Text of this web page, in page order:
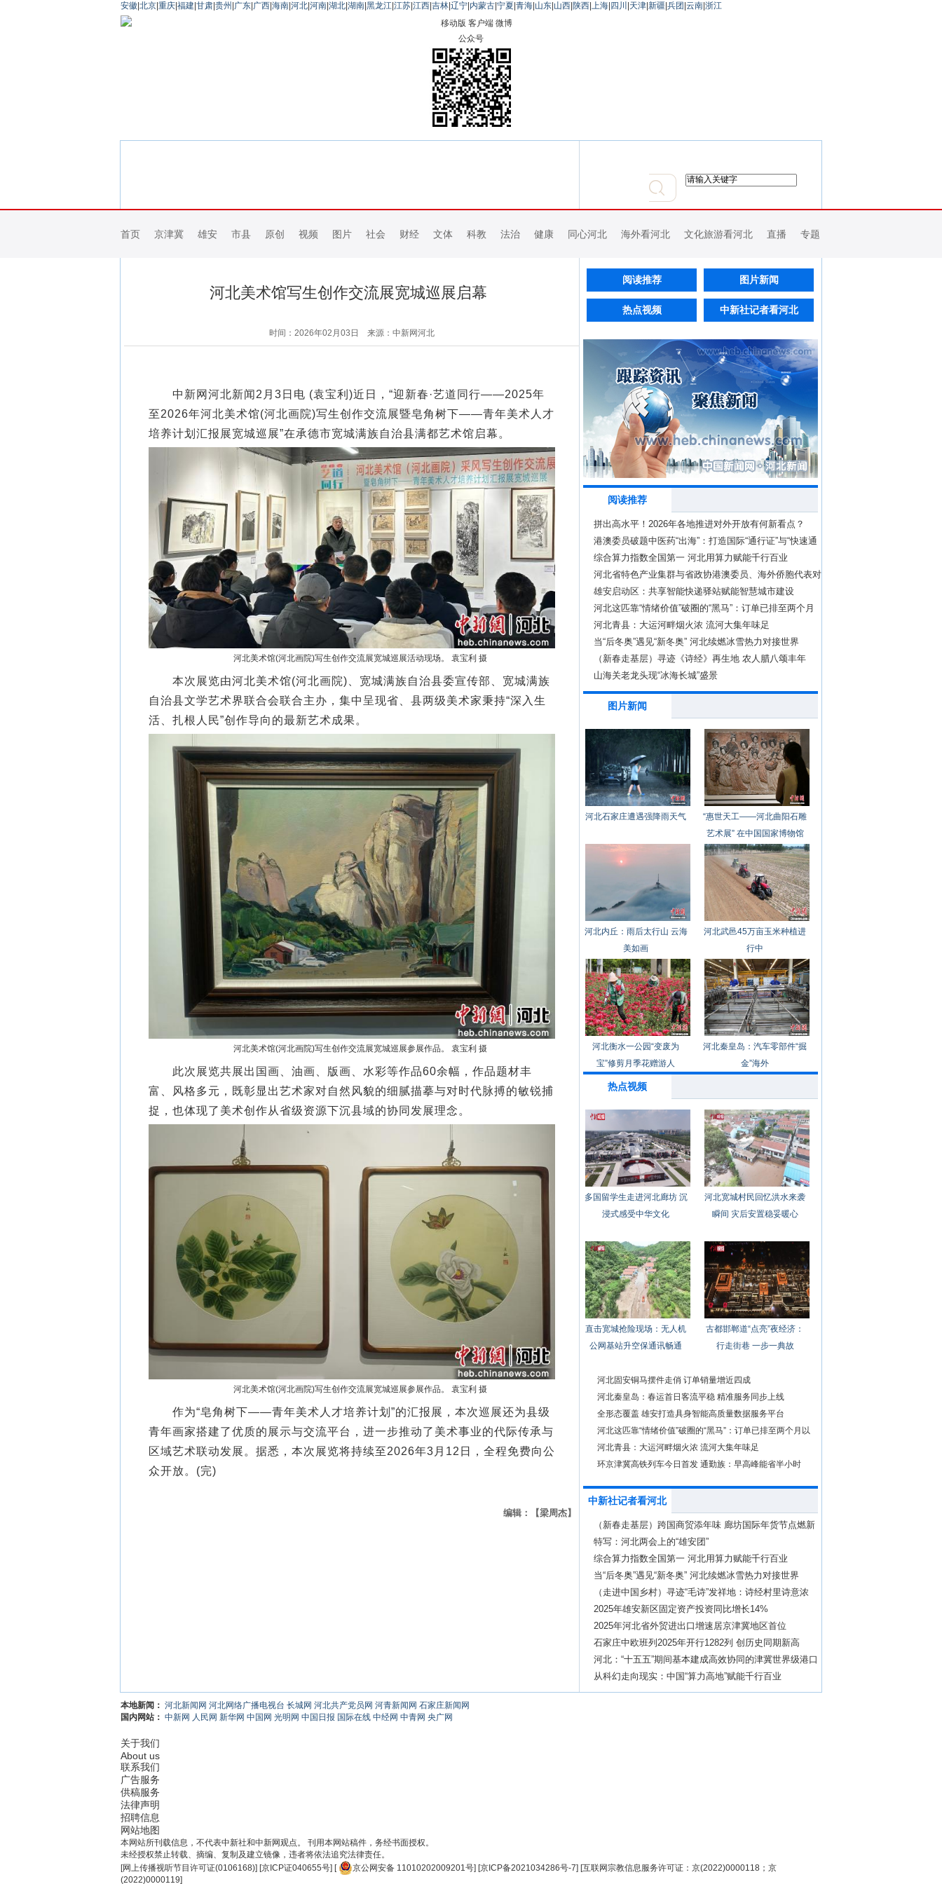
安徽 北京 重庆 福建 甘肃 贵州 广东 广西 海南 河北 河南 湖北 湖南 黑龙江 江苏 江西 吉林 辽宁 内蒙古 宁夏 青海 山东 山西 陕西 上海 四川 天津 新疆 兵团 云南 浙江
移动版 客户端 微博
公众号
首页 京津冀 雄安 市县 原创 视频 图片 社会 财经 文体 科教 法治 健康 同心河北 海外看河北 文化旅游看河北 直播 专题
河北美术馆写生创作交流展宽城巡展启幕
时间：2026年02月03日 来源：中新网河北
中新网河北新闻2月3日电 (袁宝利)近日，“迎新春·艺道同行——2025年
至2026年河北美术馆(河北画院)写生创作交流展暨皂角树下——青年美术人才
培养计划汇报展宽城巡展”在承德市宽城满族自治县满都艺术馆启幕。
河北美术馆(河北画院)写生创作交流展宽城巡展活动现场。 袁宝利 摄
本次展览由河北美术馆(河北画院)、宽城满族自治县委宣传部、宽城满族
自治县文学艺术界联合会联合主办，集中呈现省、县两级美术家秉持“深入生
活、扎根人民”创作导向的最新艺术成果。
河北美术馆(河北画院)写生创作交流展宽城巡展参展作品。 袁宝利 摄
此次展览共展出国画、油画、版画、水彩等作品60余幅，作品题材丰
富、风格多元，既彰显出艺术家对自然风貌的细腻描摹与对时代脉搏的敏锐捕
捉，也体现了美术创作从省级资源下沉县域的协同发展理念。
河北美术馆(河北画院)写生创作交流展宽城巡展参展作品。 袁宝利 摄
作为“皂角树下——青年美术人才培养计划”的汇报展，本次巡展还为县级
青年画家搭建了优质的展示与交流平台，进一步推动了美术事业的代际传承与
区域艺术联动发展。据悉，本次展览将持续至2026年3月12日，全程免费向公
众开放。(完)
编辑：【梁周杰】
阅读推荐 图片新闻
热点视频 中新社记者看河北
阅读推荐
拼出高水平！2026年各地推进对外开放有何新看点？
港澳委员破题中医药“出海”：打造国际“通行证”与“快速通
道”
综合算力指数全国第一 河北用算力赋能千行百业
河北省特色产业集群与省政协港澳委员、海外侨胞代表对
接会举办
雄安启动区：共享智能快递驿站赋能智慧城市建设
河北这匹靠“情绪价值”破圈的“黑马”：订单已排至两个月
以后
河北青县：大运河畔烟火浓 流河大集年味足
当“后冬奥”遇见“新冬奥” 河北续燃冰雪热力对接世界
（新春走基层）寻迹《诗经》再生地 农人腊八颂丰年
山海关老龙头现“冰海长城”盛景
图片新闻
河北石家庄遭遇强降雨天气
“惠世天工——河北曲阳石雕
艺术展” 在中国国家博物馆
开幕
河北内丘：雨后太行山 云海
美如画
河北武邑45万亩玉米种植进
行中
河北衡水一公园“变废为
宝”修剪月季花赠游人
河北秦皇岛：汽车零部件“掘
金”海外
热点视频
多国留学生走进河北廊坊 沉
浸式感受中华文化
河北宽城村民回忆洪水来袭
瞬间 灾后安置稳妥暖心
直击宽城抢险现场：无人机
公网基站升空保通讯畅通
古都邯郸道“点亮”夜经济：
行走街巷 一步一典故
河北固安铜马摆件走俏 订单销量增近四成
河北秦皇岛：春运首日客流平稳 精准服务同步上线
全形态覆盖 雄安打造具身智能高质量数据服务平台
河北这匹靠“情绪价值”破圈的“黑马”：订单已排至两个月以
后
河北青县：大运河畔烟火浓 流河大集年味足
环京津冀高铁列车今日首发 通勤族：早高峰能省半小时
中新社记者看河北
（新春走基层）跨国商贸添年味 廊坊国际年货节点燃新
春消费热潮
特写：河北两会上的“雄安团”
综合算力指数全国第一 河北用算力赋能千行百业
当“后冬奥”遇见“新冬奥” 河北续燃冰雪热力对接世界
（走进中国乡村）寻迹“毛诗”发祥地：诗经村里诗意浓
2025年雄安新区固定资产投资同比增长14%
2025年河北省外贸进出口增速居京津冀地区首位
石家庄中欧班列2025年开行1282列 创历史同期新高
河北：“十五五”期间基本建成高效协同的津冀世界级港口
群
从科幻走向现实：中国“算力高地”赋能千行百业
本地新闻： 河北新闻网 河北网络广播电视台 长城网 河北共产党员网 河青新闻网 石家庄新闻网
国内网站： 中新网 人民网 新华网 中国网 光明网 中国日报 国际在线 中经网 中青网 央广网
关于我们
About us
联系我们
广告服务
供稿服务
法律声明
招聘信息
网站地图
本网站所刊载信息，不代表中新社和中新网观点。 刊用本网站稿件，务经书面授权。
未经授权禁止转载、摘编、复制及建立镜像，违者将依法追究法律责任。
[网上传播视听节目许可证(0106168)] [京ICP证040655号] [ 京公网安备 11010202009201号] [京ICP备2021034286号-7] [互联网宗教信息服务许可证：京(2022)0000118；京
(2022)0000119]